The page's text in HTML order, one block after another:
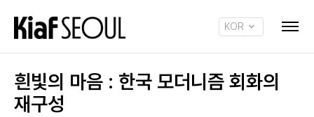
KOR
흰빛의 마음 : 한국 모더니즘 회화의
재구성